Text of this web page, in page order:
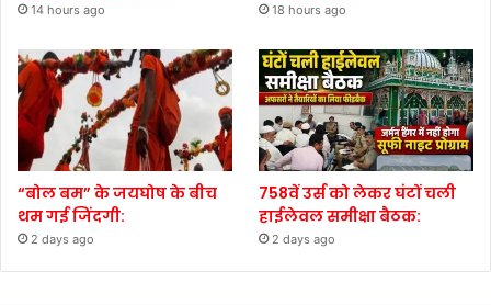
14 hours ago 18 hours ago
“बोल बम” के जयघोष के बीच
थम गई जिंदगी:
2 days ago
758वें उर्स को लेकर घंटों चली
हाईलेवल समीक्षा बैठक:
2 days ago